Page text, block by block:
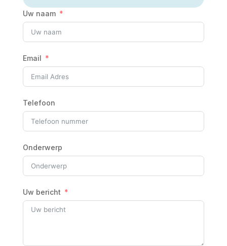
Uw naam
Email
Telefoon
Onderwerp
Uw bericht